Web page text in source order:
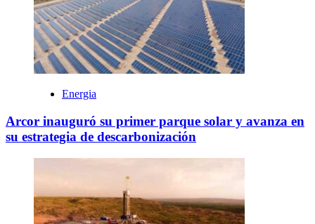
Energia
Arcor inauguró su primer parque solar y avanza en
su estrategia de descarbonización